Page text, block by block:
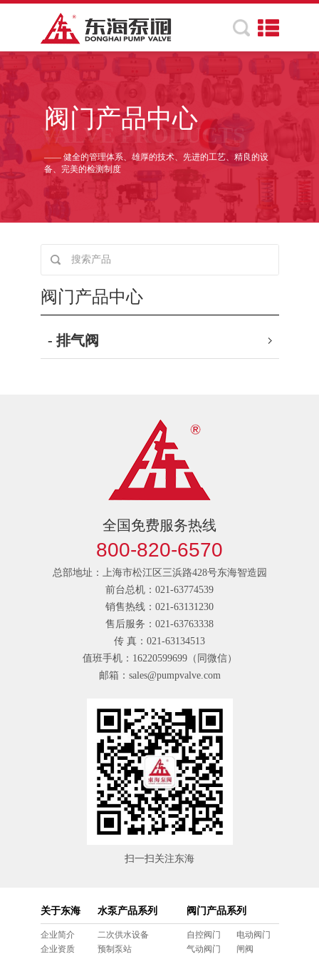
阀门产品中心
VALVE PRODUCTS
—— 健全的管理体系、雄厚的技术、先进的工艺、精良的设
备、完美的检测制度
阀门产品中心
- 排气阀
全国免费服务热线
800-820-6570
总部地址：上海市松江区三浜路428号东海智造园
前台总机：021-63774539
销售热线：021-63131230
售后服务：021-63763338
传 真：021-63134513
值班手机：16220599699（同微信）
邮箱：sales@pumpvalve.com
扫一扫关注东海
关于东海
企业简介
企业资质
水泵产品系列
二次供水设备
预制泵站
阀门产品系列
自控阀门
电动阀门
气动阀门
闸阀